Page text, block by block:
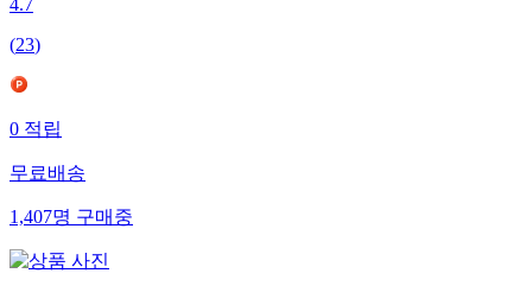
4.7
(23)
0적립
무료배송
1,407명구매중